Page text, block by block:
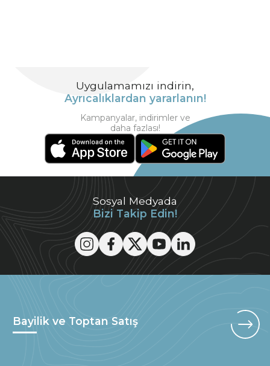
Sosyal Medyada
Bizi Takip Edin!
Uygulamamızı indirin,
Ayrıcalıklardan yararlanın!
Kampanyalar, indirimler ve
daha fazlası!
Bayilik ve Toptan Satış